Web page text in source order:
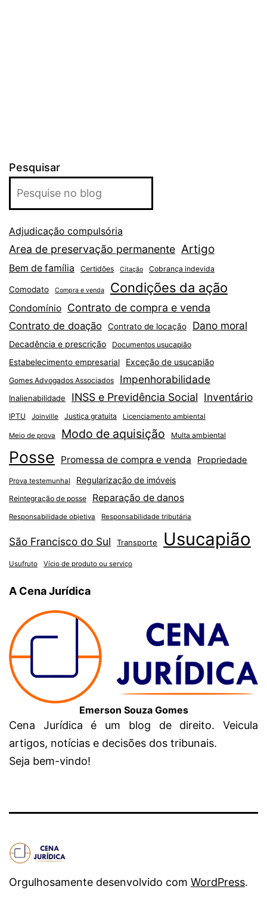
Pesquisar
Adjudicação compulsória
Area de preservação permanente Artigo
Bem de família Certidões Citação Cobrança indevida
Comodato Compra e venda Condições da ação
Condomínio Contrato de compra e venda
Contrato de doação Contrato de locação Dano moral
Decadência e prescrição Documentos usucapião
Estabelecimento empresarial Exceção de usucapião
Gomes Advogados Associados Impenhorabilidade
Inalienabilidade INSS e Previdência Social Inventário
IPTU Joinville Justiça gratuita Licenciamento ambiental
Meio de prova Modo de aquisição Multa ambiental
Posse Promessa de compra e venda Propriedade
Prova testemunhal Regularização de imóveis
Reintegração de posse Reparação de danos
Responsabilidade objetiva Responsabilidade tributária
São Francisco do Sul Transporte Usucapião
Usufruto Vício de produto ou serviço
A Cena Jurídica
Emerson Souza Gomes
Cena Jurídica é um blog de direito. Veicula
artigos, notícias e decisões dos tribunais.
Seja bem-vindo!
Orgulhosamente desenvolvido com WordPress.